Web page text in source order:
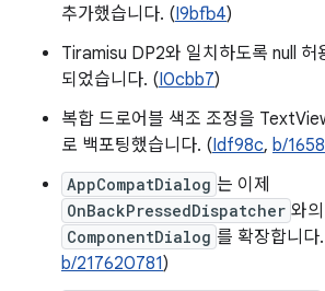
추가했습니다. (I9bfb4)
Tiramisu DP2와 일치하도록 null 허
되었습니다. (I0cbb7)
복합 드로어블 색조 조정을
로 백포팅했습니다. (Idf98c, b/
AppCompatDialog 는 이제
OnBackPressedDispatcher 와
ComponentDialog 를 확장합니다
b/217620781)